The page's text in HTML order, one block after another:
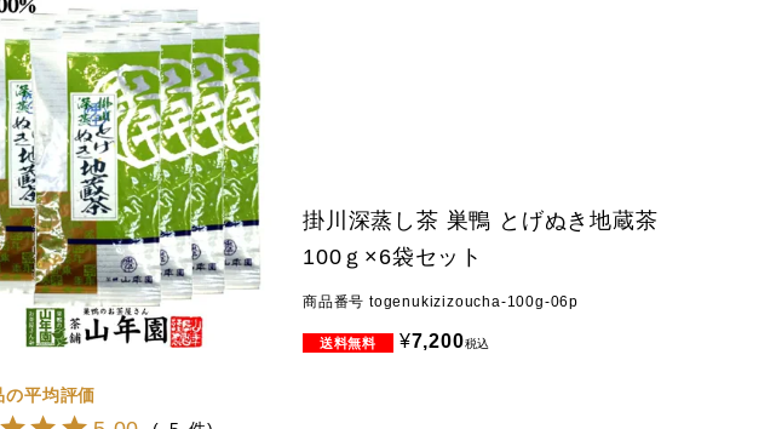
掛川深蒸し茶 巣鴨 とげぬき地蔵茶
100ｇ×6袋セット
商品番号 togenukizizoucha-100g-06p
¥7,200税込